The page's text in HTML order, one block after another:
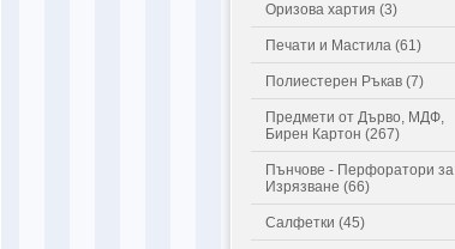
Оризова хартия (3)
Печати и Мастила (61)
Полиестерен Ръкав (7)
Предмети от Дърво, МДФ,
Бирен Картон (267)
Пънчове - Перфоратори за
Изрязване (66)
Салфетки (45)